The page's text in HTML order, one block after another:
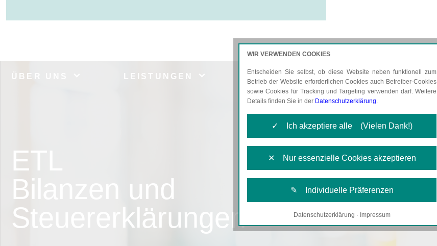
ÜBER UNS LEISTUNGEN AKTUELLES KARRIERE
ETL
Bilanzen und
Steuererklärungen
WIR VERWENDEN COOKIES
Entscheiden Sie selbst, ob diese Website neben funktionell zum
Betrieb der Website erforderlichen Cookies auch Betreiber-Cookies
sowie Cookies für Tracking und Targeting verwenden darf. Weitere
Details finden Sie in der Datenschutzerklärung.
✓ Ich akzeptiere alle (Vielen Dank!)
✕ Nur essenzielle Cookies akzeptieren
✎ Individuelle Präferenzen
Notwendige Cookies
Datenschutzerklärung · Impressum